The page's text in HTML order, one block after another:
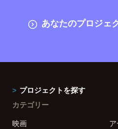
あなたのプロジェ
プロジェクトを探す
カテゴリー
映画